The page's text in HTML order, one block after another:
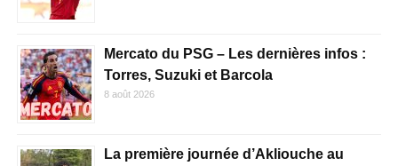
Mercato du PSG – Les dernières infos :
Torres, Suzuki et Barcola
8 août 2026
La première journée d’Akliouche au